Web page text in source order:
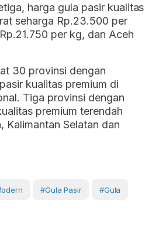
harga gula pasir kualitas
seharga Rp.23.500 per
per kg, dan Aceh
30 provinsi dengan
kualitas premium di
Tiga provinsi dengan
premium terendah
Kalimantan Selatan dan
#Gula Pasir #Gula